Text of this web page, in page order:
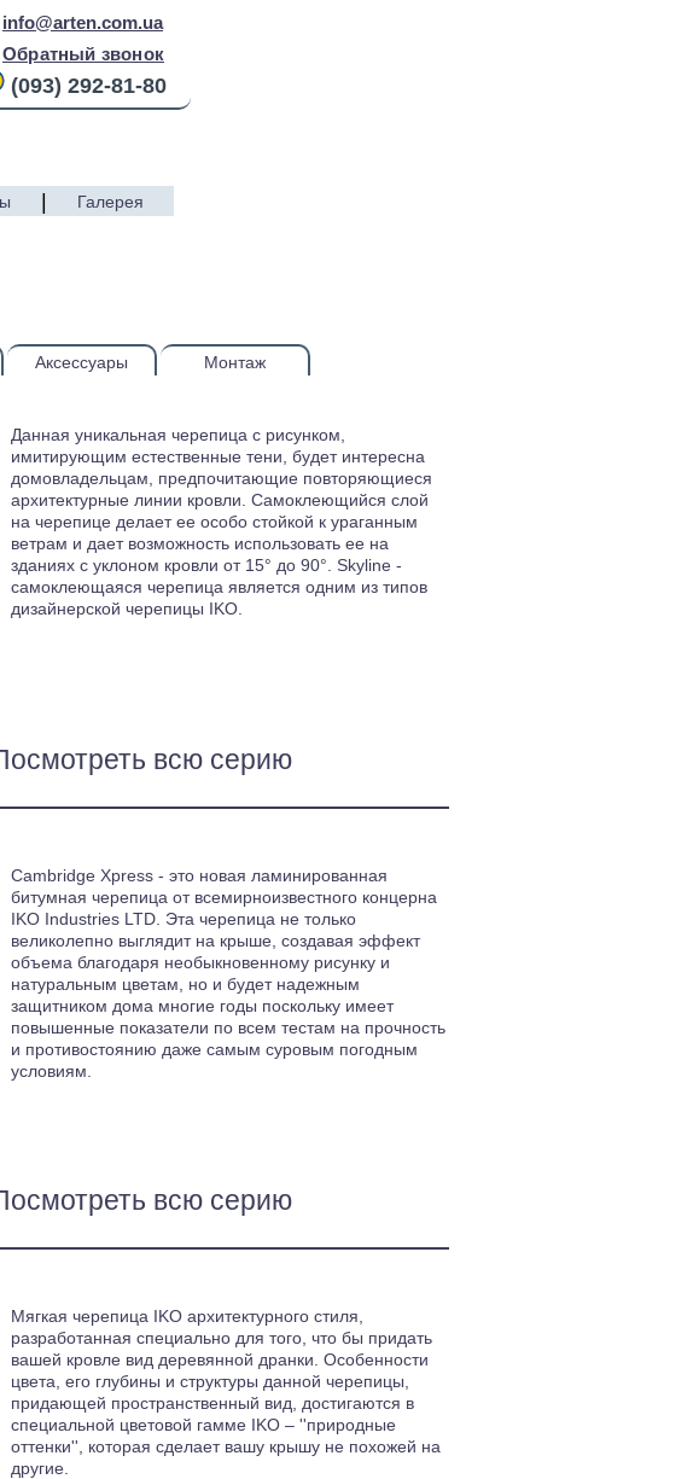
info@arten.com.ua
Обратный звонок
(093) 292-81-80
Галерея
Аксессуары Монтаж
Данная уникальная черепица с рисунком,
имитирующим естественные тени, будет интересна
домовладельцам, предпочитающие повторяющиеся
архитектурные линии кровли. Самоклеющийся слой
на черепице делает ее особо стойкой к ураганным
ветрам и дает возможность использовать ее на
зданиях с уклоном кровли от 15° до 90°. Skyline -
самоклеющаяся черепица является одним из типов
дизайнерской черепицы IKO.
всю серию
Cambridge Xpress - это новая ламинированная
битумная черепица от всемирноизвестного концерна
IKO Industries LTD. Эта черепица не только
великолепно выглядит на крыше, создавая эффект
объема благодаря необыкновенному рисунку и
натуральным цветам, но и будет надежным
защитником дома многие годы поскольку имеет
повышенные показатели по всем тестам на прочность
и противостоянию даже самым суровым погодным
условиям.
всю серию
Мягкая черепица IKO архитектурного стиля,
разработанная специально для того, что бы придать
вашей кровле вид деревянной дранки. Особенности
цвета, его глубины и структуры данной черепицы,
придающей пространственный вид, достигаются в
специальной цветовой гамме IKO – ''природные
оттенки'', которая сделает вашу крышу не похожей на
другие.